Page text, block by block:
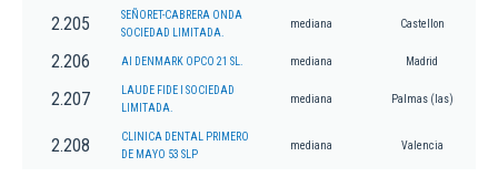
2.205
SEÑORET-CABRERA ONDA
SOCIEDAD LIMITADA.
mediana Castellon
2.206 AI DENMARK OPCO 21 SL. mediana Madrid
2.207
LAUDE FIDE I SOCIEDAD
LIMITADA.
mediana Palmas (las)
2.208
CLINICA DENTAL PRIMERO
DE MAYO 53 SLP
mediana Valencia